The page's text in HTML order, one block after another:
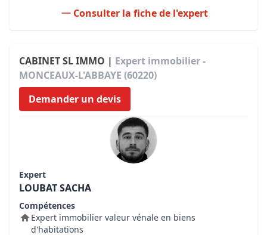
Consulter la fiche de l'expert
CABINET SL IMMO | Expert immobilier -
MONCEAUX-L'ABBAYE (60220)
Demander un devis
Expert
LOUBAT SACHA
Compétences
Expert immobilier valeur vénale en biens
d'habitations